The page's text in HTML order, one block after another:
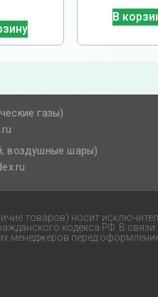
В
газы)
воздушные шары)
товаров) носит
кодекса РФ. В
менеджеров перед